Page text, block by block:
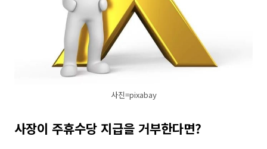
사진=pixabay
사장이 주휴수당 지급을 거부한다면?